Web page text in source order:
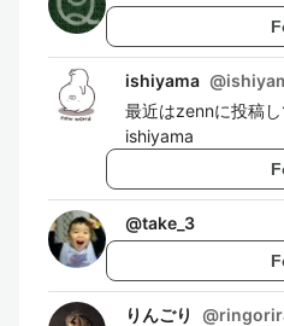
ishiyama @
最近はzennに投稿
ishiyama
@take_3
りんごり @